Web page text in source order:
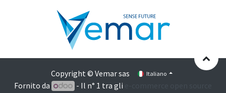
Copyright © Vemar sas Italiano
Fornito da - Il n° 1 tra gli